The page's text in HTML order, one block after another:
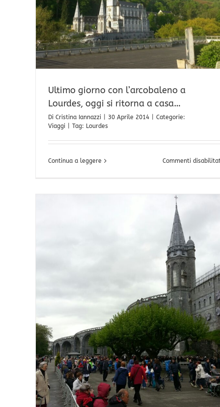
Ultimo giorno con l’arcobaleno a
Lourdes, oggi si ritorna a casa…
Di Cristina Iannazzi 30 Aprile 2014
Categorie:
Viaggi
Tag: Lourdes
Continua a leggere Commenti